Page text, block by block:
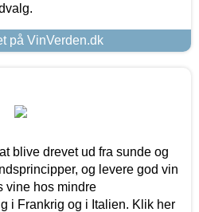
på VinVerden.dk
blive drevet ud fra sunde og
og levere god vin
vine hos mindre
i Frankrig og i Italien. Klik her